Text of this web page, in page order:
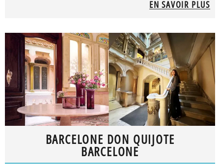
EN SAVOIR PLUS
BARCELONE DON QUIJOTE
BARCELONE